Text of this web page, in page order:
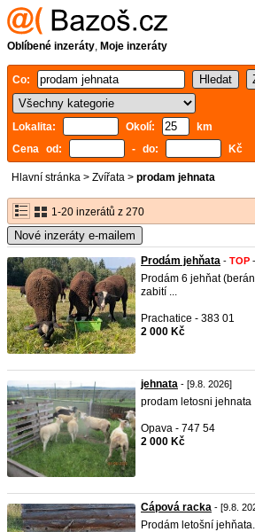
Oblíbené inzeráty, Moje inzeráty
Co:
Lokalita: Okolí:
km
Cena od:
- do: Kč
Hlavní stránka > Zvířata > prodam jehnata
1-20 inzerátů z 270
Nové inzeráty e-mailem
Prodám jehňata - TOP
Prodám 6 jehňat
zabití ...
Prachatice - 383 01
2 000 Kč
jehnata - [9.8. 2026]
prodam letosni jehnata
Opava - 747 54
2 000 Kč
Cápová racka - [9.8.
Prodám letošní